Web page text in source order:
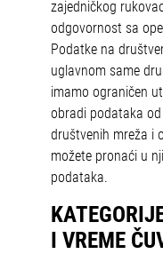
zajedničkog
odgovornost sa
Podatke na
uglavnom same
imamo ograničen
obradi podataka
društvenih mreža i
možete pronaći u
podataka.
I VREME